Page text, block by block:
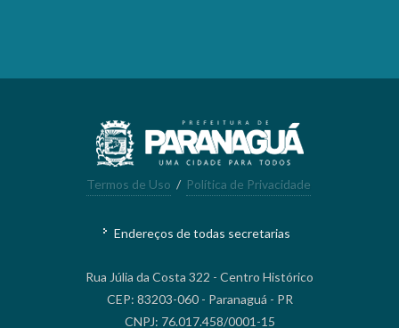
Termos de Uso / Política de Privacidade
Endereços de todas secretarias
Rua Júlia da Costa 322 - Centro Histórico
CEP: 83203-060 - Paranaguá - PR
CNPJ: 76.017.458/0001-15